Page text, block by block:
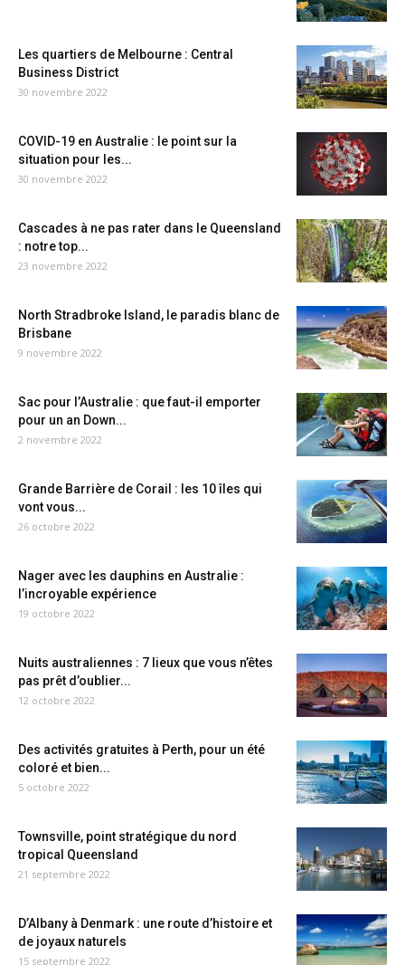
Les quartiers de Melbourne : Central
Business District
30 novembre 2022
COVID-19 en Australie : le point sur la
situation pour les...
30 novembre 2022
Cascades à ne pas rater dans le Queensland
: notre top...
23 novembre 2022
North Stradbroke Island, le paradis blanc de
Brisbane
9 novembre 2022
Sac pour l’Australie : que faut-il emporter
pour un an Down...
2 novembre 2022
Grande Barrière de Corail : les 10 îles qui
vont vous...
26 octobre 2022
Nager avec les dauphins en Australie :
l’incroyable expérience
19 octobre 2022
Nuits australiennes : 7 lieux que vous n’êtes
pas prêt d’oublier...
12 octobre 2022
Des activités gratuites à Perth, pour un été
coloré et bien...
5 octobre 2022
Townsville, point stratégique du nord
tropical Queensland
21 septembre 2022
D’Albany à Denmark : une route d’histoire et
de joyaux naturels
15 septembre 2022